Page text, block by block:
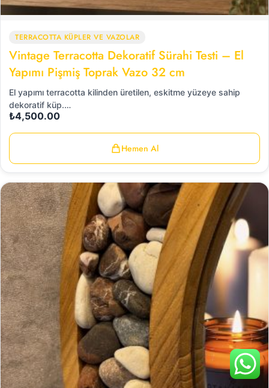
TERRACOTTA KÜPLER VE VAZOLAR
Vintage Terracotta Dekoratif Sürahi Testi – El
Yapımı Pişmiş Toprak Vazo 32 cm
El yapımı terracotta kilinden üretilen, eskitme yüzeye sahip
dekoratif küp.…
₺4,500.00
Hemen Al